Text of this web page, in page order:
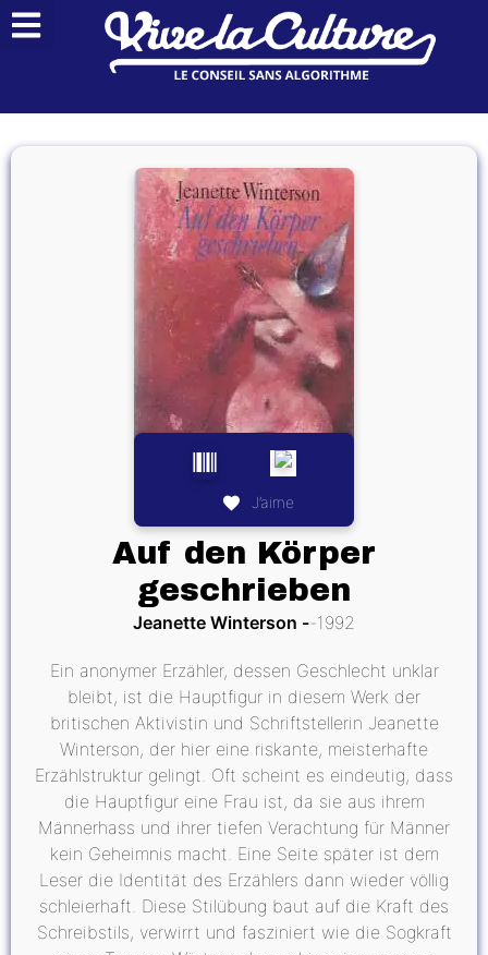
J’aime
Auf den Körper
geschrieben
Jeanette Winterson 1992
Ein anonymer Erzähler, dessen Geschlecht unklar
bleibt, ist die Hauptfigur in diesem Werk der
britischen Aktivistin und Schriftstellerin Jeanette
Winterson, der hier eine riskante, meisterhafte
Erzählstruktur gelingt. Oft scheint es eindeutig, dass
die Hauptfigur eine Frau ist, da sie aus ihrem
Männerhass und ihrer tiefen Verachtung für Männer
kein Geheimnis macht. Eine Seite später ist dem
Leser die Identität des Erzählers dann wieder völlig
schleierhaft. Diese Stilübung baut auf die Kraft des
Schreibstils, verwirrt und fasziniert wie die Sogkraft